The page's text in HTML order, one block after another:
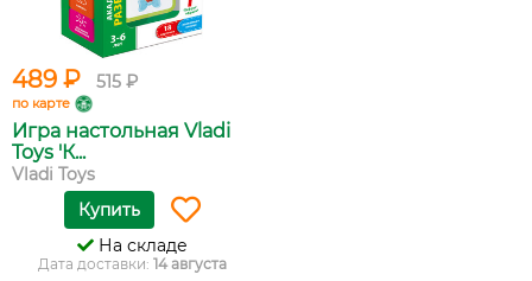
489 ₽ 515 ₽
по карте
Игра настольная Vladi
Toys 'К...
Vladi Toys
Купить
На складе
Дата доставки: 14 августа